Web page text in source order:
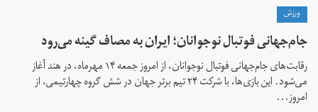
ورزش
جام‌جهانی فوتبال نوجوانان؛ ایران به مصاف گینه می‌رود
رقابت‌های جام‌جهانی فوتبال نوجوانان، از امروز جمعه ۱۴ مهرماه، در هند آغاز
می‌شود. این بازی‌ها، با شرکت ۲۴ تیم برتر جهان در شش گروه چهارتیمی، از
امروز...